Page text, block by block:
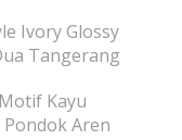
Ivory Glossy
Tangerang
Kayu
Aren